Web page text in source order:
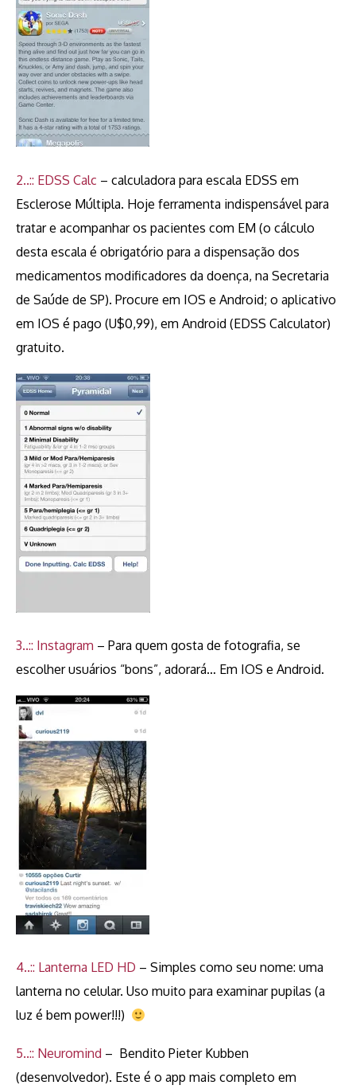
2..:: EDSS Calc – calculadora para escala EDSS em
Esclerose Múltipla. Hoje ferramenta indispensável para
tratar e acompanhar os pacientes com EM (o cálculo
desta escala é obrigatório para a dispensação dos
medicamentos modificadores da doença, na Secretaria
de Saúde de SP). Procure em IOS e Android; o aplicativo
em IOS é pago (U$0,99), em Android (EDSS Calculator)
gratuito.
3..:: Instagram – Para quem gosta de fotografia, se
escolher usuários “bons”, adorará… Em IOS e Android.
4..:: Lanterna LED HD – Simples como seu nome: uma
lanterna no celular. Uso muito para examinar pupilas (a
luz é bem power!!!)
5..:: Neuromind – Bendito Pieter Kubben
(desenvolvedor). Este é o app mais completo em